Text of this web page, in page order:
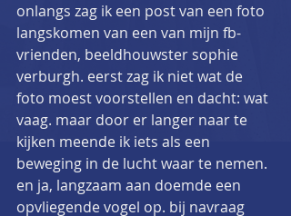
onlangs zag ik een post van een foto
langskomen van een van mijn fb-
vrienden, beeldhouwster sophie
verburgh. eerst zag ik niet wat de
foto moest voorstellen en dacht: wat
vaag. maar door er langer naar te
kijken meende ik iets als een
beweging in de lucht waar te nemen.
en ja, langzaam aan doemde een
opvliegende vogel op. bij navraag